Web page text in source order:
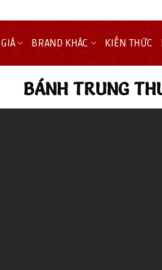
BRAND KHÁC KIẾN THỨC
BÁNH TRUNG